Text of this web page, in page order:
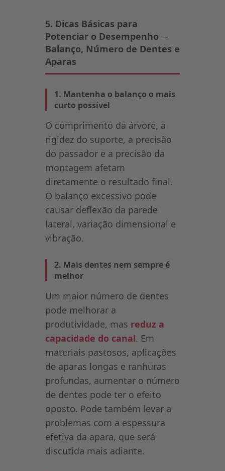
5. Dicas Básicas para
Potenciar o Desempenho ─
Balanço, Número de Dentes e
Aparas
1. Mantenha o balanço o mais
curto possível
O comprimento da árvore, a
rigidez do suporte, a precisão
do passador e a precisão da
montagem afetam
diretamente o resultado final.
O balanço excessivo pode
causar deflexão da parede
lateral, variação dimensional e
vibração.
2. Mais dentes nem sempre é
melhor
Um maior número de dentes
pode melhorar a
produtividade, mas reduz a
capacidade do canal. Em
materiais pastosos, aplicações
de aparas longas e ranhuras
profundas, aumentar o número
de dentes pode ter o efeito
oposto. Pode também levar a
problemas com a espessura
efetiva da apara, que será
discutida mais adiante.